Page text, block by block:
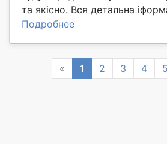
та якісно. Вся детальна
Подробнее
« Previous
1 2 3 4 5